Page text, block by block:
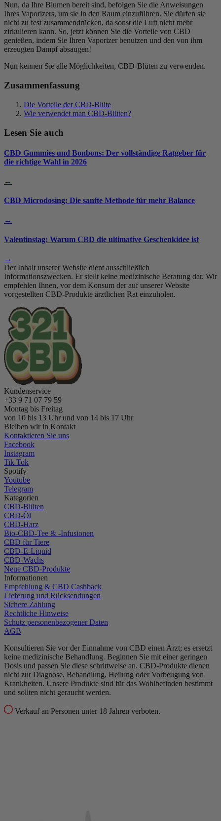
Nun, da Ihre Blumen bereit sind, befolgen Sie die Anweisungen
Ihres Vaporizers, um sie in den Raum einzuführen. Sie dürfen sie
nicht zu fest zusammendrücken, da sonst die Luft nicht mehr
zirkulieren kann. So, jetzt können Sie die Vorteile von CBD
genießen, indem Sie Ihren Vaporizer benutzen und den von ihm
erzeugten Dampf absaugen!
Nun kennen Sie alle Möglichkeiten, CBD-Blüten zu verwenden.
Zusammenfassung
Die Vorteile der CBD-Blüte
Wie verwendet man CBD-Blüten?
Lesen Sie auch
CBD Gummies und Bonbons: Der vollständige Ratgeber für
die richtige Wahl in 2026
→
CBD Microdosing: Die sanfte Methode für mehr Balance
→
Valentinstag: Warum CBD die ultimative Geschenkidee ist
→
Der Inhalt unserer Website dient ausschließlich
Informationszwecken. Er stellt keine medizinische Beratung dar. Wir
empfehlen Ihnen, vor dem Konsum der auf unserer Website
vorgestellten CBD-Produkte ärztlichen Rat einzuholen.
Kundenservice
+33 9 71 07 79 59
Montag bis Freitag
von 10 bis 13 Uhr und von 14 bis 17 Uhr
Bleiben wir in Kontakt
Kontaktieren Sie uns
Facebook
Instagram
Tik Tok
Spotify
Youtube
Telegram
Kategorien
CBD-Blüten
CBD-Öl
CBD-Harz
Bio-CBD-Tee & -Infusionen
CBD für Tiere
CBD-E-Liquid
CBD-Wachs
Neue CBD-Produkte
Informationen
Empfehlung & CBD Cashback
Lieferung und Rücksendungen
Sichere Zahlung
Rechtliche Hinweise
Schutz personenbezogener Daten
AGB
Konsultieren Sie vor der Einnahme von CBD einen Arzt; es ersetzt
keine medizinische Behandlung. Beginnen Sie mit einer geringen
Dosis und passen Sie diese schrittweise an. CBD-Produkte dienen
nicht zur Diagnose, Behandlung, Heilung oder Vorbeugung von
Krankheiten. Unsere Produkte sind für das Wohlbefinden bestimmt
und sollten nicht geraucht werden.
Verkauf an Personen unter 18 Jahren verboten.